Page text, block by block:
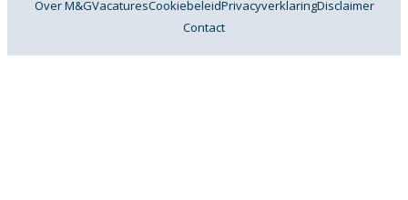
Over M&GVacaturesCookiebeleidPrivacyverklaringDisclaimer
Contact